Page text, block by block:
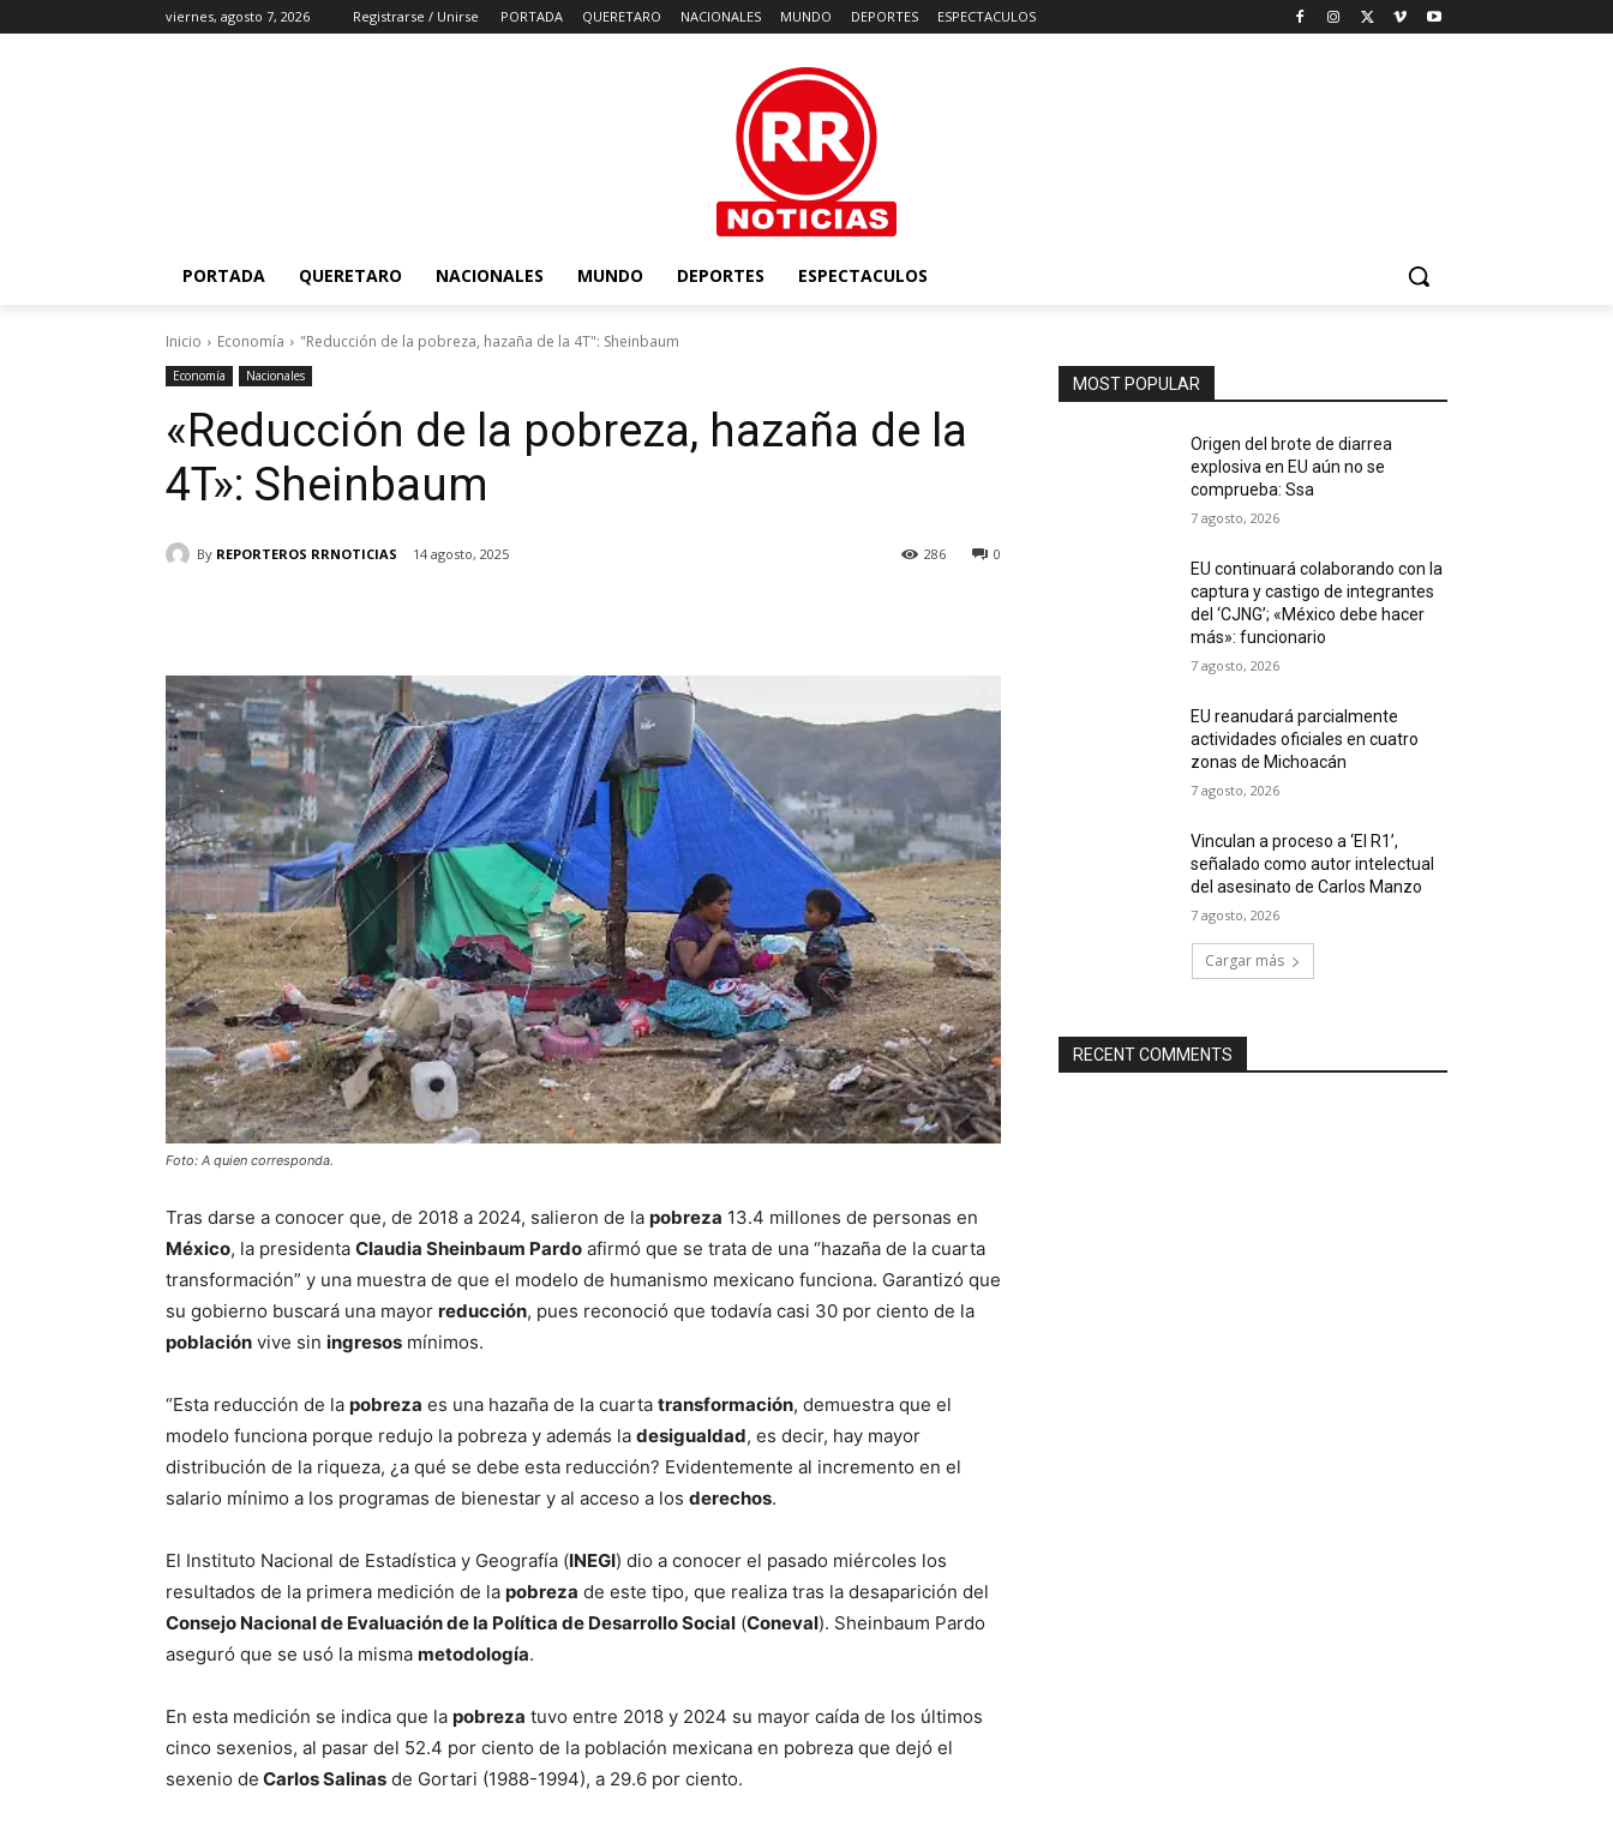
viernes, agosto 7, 2026 Registrarse / Unirse PORTADA QUERETARO NACIONALES MUNDO DEPORTES ESPECTACULOS
PORTADA QUERETARO NACIONALES MUNDO DEPORTES ESPECTACULOS
Inicio Economía "Reducción de la pobreza, hazaña de la 4T": Sheinbaum
Economía Nacionales
«Reducción de la pobreza, hazaña de la
4T»: Sheinbaum
By REPORTEROS RRNOTICIAS 14 agosto, 2025 0
286
Foto: A quien corresponda.
Tras darse a conocer que, de 2018 a 2024, salieron de la pobreza 13.4 millones de personas en
México, la presidenta Claudia Sheinbaum Pardo afirmó que se trata de una “hazaña de la cuarta
transformación” y una muestra de que el modelo de humanismo mexicano funciona. Garantizó que
su gobierno buscará una mayor reducción, pues reconoció que todavía casi 30 por ciento de la
población vive sin ingresos mínimos.
“Esta reducción de la pobreza es una hazaña de la cuarta transformación, demuestra que el
modelo funciona porque redujo la pobreza y además la desigualdad, es decir, hay mayor
distribución de la riqueza, ¿a qué se debe esta reducción? Evidentemente al incremento en el
salario mínimo a los programas de bienestar y al acceso a los derechos.
El Instituto Nacional de Estadística y Geografía (INEGI) dio a conocer el pasado miércoles los
resultados de la primera medición de la pobreza de este tipo, que realiza tras la desaparición del
Consejo Nacional de Evaluación de la Política de Desarrollo Social (Coneval). Sheinbaum Pardo
aseguró que se usó la misma metodología.
En esta medición se indica que la pobreza tuvo entre 2018 y 2024 su mayor caída de los últimos
cinco sexenios, al pasar del 52.4 por ciento de la población mexicana en pobreza que dejó el
sexenio de Carlos Salinas de Gortari (1988-1994), a 29.6 por ciento.
MOST POPULAR
Origen del brote de diarrea
explosiva en EU aún no se
comprueba: Ssa
7 agosto, 2026
EU continuará colaborando con la
captura y castigo de integrantes
del ‘CJNG’; «México debe hacer
más»: funcionario
7 agosto, 2026
EU reanudará parcialmente
actividades oficiales en cuatro
zonas de Michoacán
7 agosto, 2026
Vinculan a proceso a ‘El R1’,
señalado como autor intelectual
del asesinato de Carlos Manzo
7 agosto, 2026
Cargar más
RECENT COMMENTS